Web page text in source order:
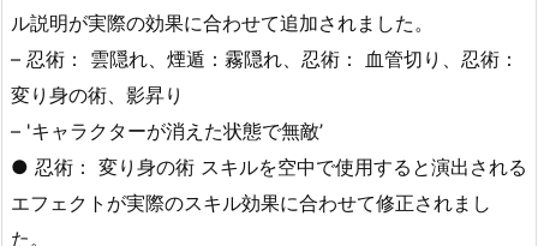
ル説明が実際の効果に合わせて追加されました。
– 忍術： 雲隠れ、煙遁：霧隠れ、忍術： 血管切り、忍術：
変り身の術、影昇り
– 'キャラクターが消えた状態で無敵’
● 忍術： 変り身の術 スキルを空中で使用すると演出される
エフェクトが実際のスキル効果に合わせて修正されまし
た。